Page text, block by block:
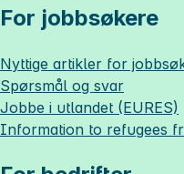
For jobbsøkere
Nyttige artikler for
Spørsmål og svar
Jobbe i utlandet (EURES)
Information to refugees